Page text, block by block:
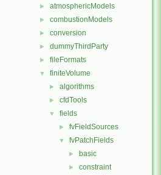
► atmosphericModels
► combustionModels
► conversion
► dummyThirdParty
► fileFormats
▼ finiteVolume
► algorithms
► cfdTools
▼ fields
► fvFieldSources
▼ fvPatchFields
► basic
► constraint